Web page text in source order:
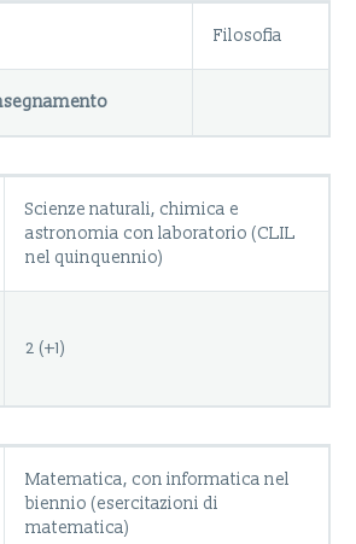
Filosofia
Scienze naturali, chimica e
astronomia con laboratorio (CLIL
nel quinquennio)
2 (+1)
Matematica, con informatica nel
biennio (esercitazioni di
matematica)